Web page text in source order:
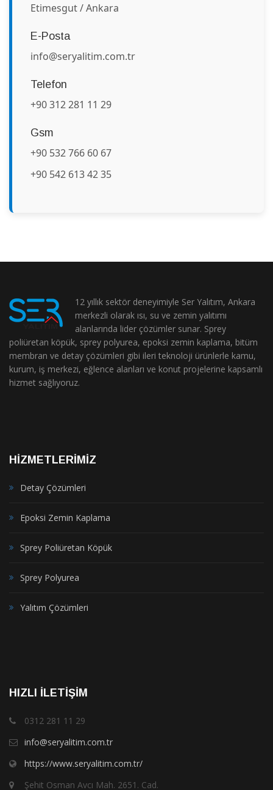
Etimesgut / Ankara
E-Posta
info@seryalitim.com.tr
Telefon
+90 312 281 11 29
Gsm
+90 532 766 60 67
+90 542 613 42 35
12 yıllık sektör deneyimiyle Ser Yalıtım, Ankara
merkezli olarak ısı, su ve zemin yalıtımı
alanlarında lider çözümler sunar. Sprey
poliüretan köpük, sprey polyurea, epoksi zemin kaplama, bitüm
membran ve detay çözümleri gibi ileri teknoloji ürünlerle kamu,
kurum, iş merkezi, eğlence alanları ve konut projelerine kapsamlı
hizmet sağlıyoruz.
HİZMETLERİMİZ
Detay Çözümleri
Epoksi Zemin Kaplama
Sprey Poliüretan Köpük
Sprey Polyurea
Yalıtım Çözümleri
HIZLI İLETIŞIM
0312 281 11 29
info@seryalitim.com.tr
https://www.seryalitim.com.tr/
Şehit Osman Avcı Mah. 2651. Cad.